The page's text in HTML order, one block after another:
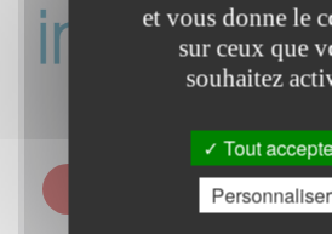
TRÉSORERIE HOSPITALIÈRE
LAMBALLE -
et vous donne le
sur ceux que
souhaitez
Tout
Personnaliser